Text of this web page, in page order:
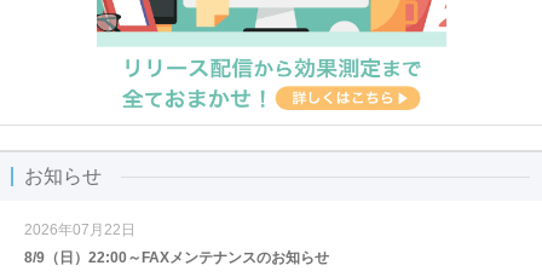
お知らせ
2026年07月22日
8/9（日）22:00～FAXメンテナンスのお知らせ